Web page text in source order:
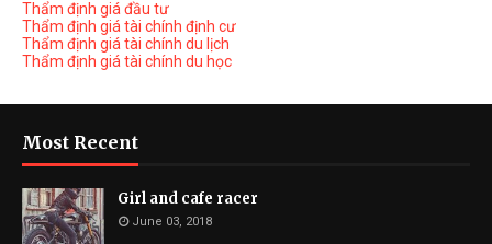
Thẩm định giá đầu tư
Thẩm định giá tài chính định cư
Thẩm định giá tài chính du lịch
Thẩm định giá tài chính du học
Most Recent
Girl and cafe racer
June 03, 2018